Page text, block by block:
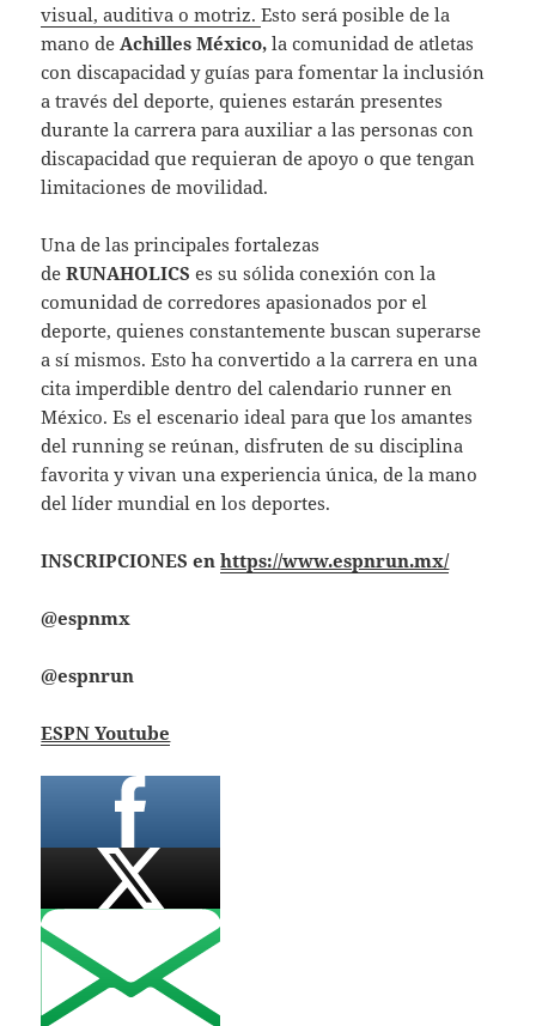
visual, auditiva o motriz.Esto será posible de la
mano de Achilles México, la comunidad de atletas
con discapacidad y guías para fomentar la inclusión
a través del deporte, quienes estarán presentes
durante la carrera para auxiliar a las personas con
discapacidad que requieran de apoyo o que tengan
limitaciones de movilidad.
Una de las principales fortalezas
deRUNAHOLICS es su sólida conexión con la
comunidad de corredores apasionados por el
deporte, quienes constantemente buscan superarse
a sí mismos. Esto ha convertido a la carrera en una
cita imperdible dentro del calendario runner en
México. Es el escenario ideal para que los amantes
del running se reúnan, disfruten de su disciplina
favorita y vivan una experiencia única, de la mano
del líder mundial en los deportes.
INSCRIPCIONES enhttps://www.espnrun.mx/
@espnmx
@espnrun
ESPN Youtube